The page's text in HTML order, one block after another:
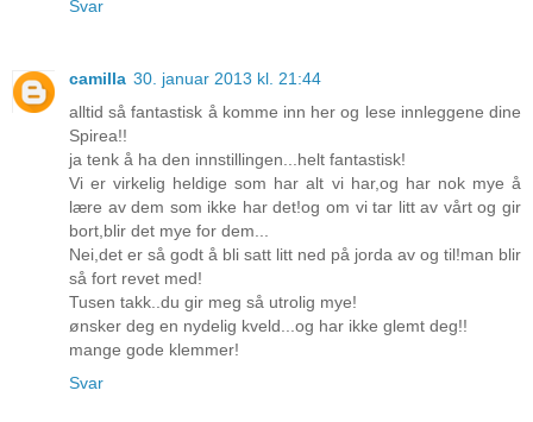
Svar
camilla 30. januar 2013 kl. 21:44
alltid så fantastisk å komme inn her og lese innleggene dine
Spirea!!
ja tenk å ha den innstillingen...helt fantastisk!
Vi er virkelig heldige som har alt vi har,og har nok mye å
lære av dem som ikke har det!og om vi tar litt av vårt og gir
bort,blir det mye for dem...
Nei,det er så godt å bli satt litt ned på jorda av og til!man blir
så fort revet med!
Tusen takk..du gir meg så utrolig mye!
ønsker deg en nydelig kveld...og har ikke glemt deg!!
mange gode klemmer!
Svar